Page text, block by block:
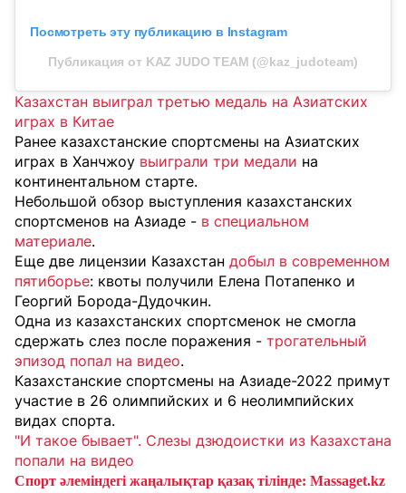
Посмотреть эту публикацию в Instagram
Публикация от KAZ JUDO TEAM (@kaz_judoteam)
Казахстан выиграл третью медаль на Азиатских
играх в Китае
Ранее казахстанские спортсмены на Азиатских
играх в Ханчжоу выиграли три медали на
континентальном старте.
Небольшой обзор выступления казахстанских
спортсменов на Азиаде - в специальном
материале.
Еще две лицензии Казахстан добыл в современном
пятиборье: квоты получили Елена Потапенко и
Георгий Борода-Дудочкин.
Одна из казахстанских спортсменок не смогла
сдержать слез после поражения - трогательный
эпизод попал на видео.
Казахстанские спортсмены на Азиаде-2022 примут
участие в 26 олимпийских и 6 неолимпийских
видах спорта.
"И такое бывает". Слезы дзюдоистки из Казахстана
попали на видео
Спорт әлеміндегі жаңалықтар қазақ тілінде: Massaget.kz